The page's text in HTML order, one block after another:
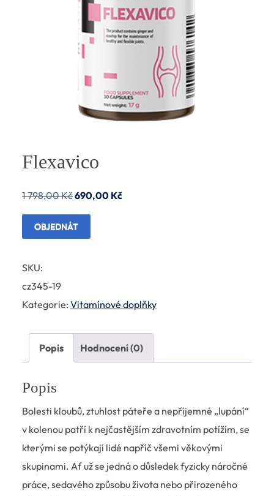
Flexavico
1 798,00KčPůvodní
cena
byla:
690,00 KčAktuální
OBJEDNÁT
SKU:
cz345-19
Kategorie: Vitamínové doplňky
Popis Hodnocení (0)
Popis
Bolesti kloubů, ztuhlost páteře a nepříjemné „lupání“
v kolenou patří k nejčastějším zdravotním potížím, se
kterými se potýkají lidé napříč všemi věkovými
skupinami. Ať už se jedná o důsledek fyzicky náročné
práce, sedavého způsobu života nebo přirozeného